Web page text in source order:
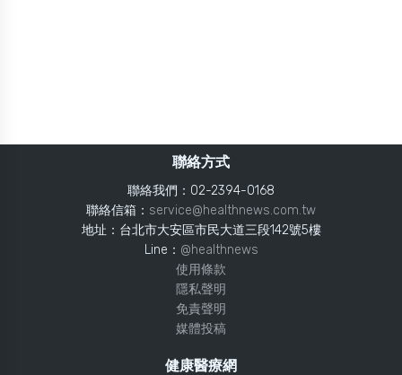
聯絡方式
聯絡我們：02-2394-0168
聯絡信箱： service@healthnews.com.tw
地址：台北市大安區市民大道三段142號5樓
Line： @healthnews
使用條款
隱私聲明
免責聲明
媒體投稿
健康醫療網